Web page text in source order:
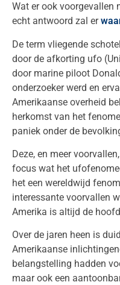
Wat er ook voorgevallen
echt antwoord zal er
De term vliegende
door de afkorting ufo
door marine piloot
onderzoeker werd en
Amerikaanse overheid
herkomst van het
paniek onder de
Deze, en meer
focus wat het
het een wereldwijd
interessante voorvallen
Amerika is altijd de
Over de jaren heen is
Amerikaanse
belangstelling hadden
maar ook een